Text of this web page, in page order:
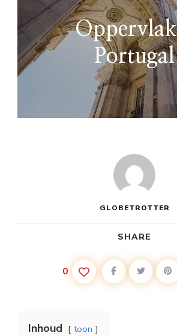
Portugal
GLOBETROTTER
SHARE
0
Inhoud toon